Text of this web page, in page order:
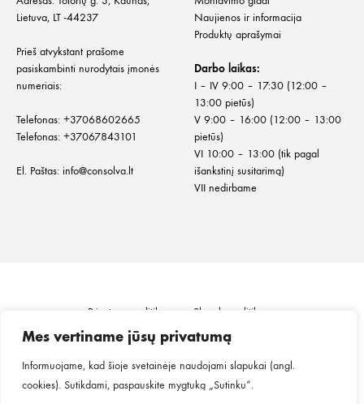
Mes vertiname jūsų privatumą
Informuojame, kad šioje svetainėje naudojami slapukai (angl.
cookies). Sutikdami, paspauskite mygtuką „Sutinku“.
Lietuva, LT -44237
Prieš atvykstant prašome
pasiskambinti nurodytais įmonės
numeriais:
Telefonas: +37068602665
Telefonas: +37067843101
El. Paštas: info@consolva.lt
Naujienos ir informacija
Produktų aprašymai
Darbo laikas:
I – IV 9:00 – 17:30 (12:00 –
13:00 pietūs)
V 9:00 – 16:00 (12:00 – 13:00
pietūs)
VI 10:00 – 13:00 (tik pagal
išankstinį susitarimą)
VII nedirbame
Privatumo politika
Slapukų politika
Informacija klientui
Prekių grąžinimas ir keitimas
Pirkimo taisyklės